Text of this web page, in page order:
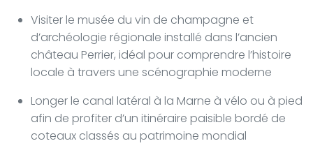
Visiter le musée du vin de champagne et
d’archéologie régionale installé dans l’ancien
château Perrier, idéal pour comprendre l’histoire
locale à travers une scénographie moderne
Longer le canal latéral à la Marne à vélo ou à pied
afin de profiter d’un itinéraire paisible bordé de
coteaux classés au patrimoine mondial